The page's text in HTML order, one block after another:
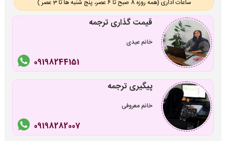
ساعات اداری (همه روزه 8 صبح تا 6 عصر، پنج شنبه ها تا 3 عصر )
قیمت گذاری ترجمه
خانم عیدی
09198244151
پیگیری ترجمه
خانم معروفی
09198282007